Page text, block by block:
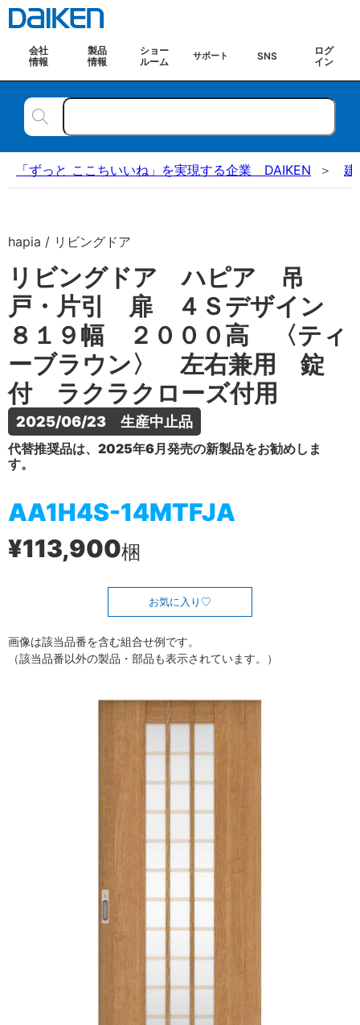
会社
情報
製品
情報
ショー
ルーム
サポート SNS
ログ
イン
「ずっと ここちいいね」を実現する企業 DAIKEN 建
hapia / リビングドア
リビングドア ハピア 吊
戸・片引 扉 ４Ｓデザイン
８１９幅 ２０００高 〈ティ
ーブラウン〉 左右兼用 錠
付 ラクラクローズ付用
2025/06/23　生産中止品
代替推奨品は、2025年6月発売の新製品をお勧めしま
す。
AA1H4S-14MTFJA
¥113,900梱
お気に入り
画像は該当品番を含む組合せ例です。
（該当品番以外の製品・部品も表示されています。）